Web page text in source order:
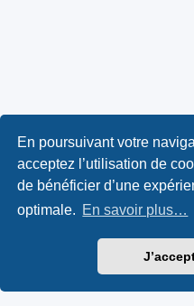
En poursuivant votre
acceptez l’utilisation de
de bénéficier d’une
optimale. En savoir plus…